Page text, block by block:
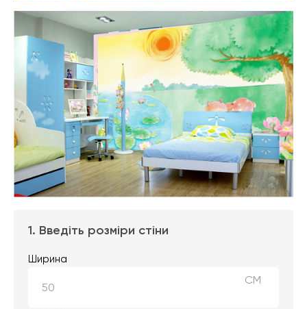
1. Введіть розміри стіни
Ширина
СМ